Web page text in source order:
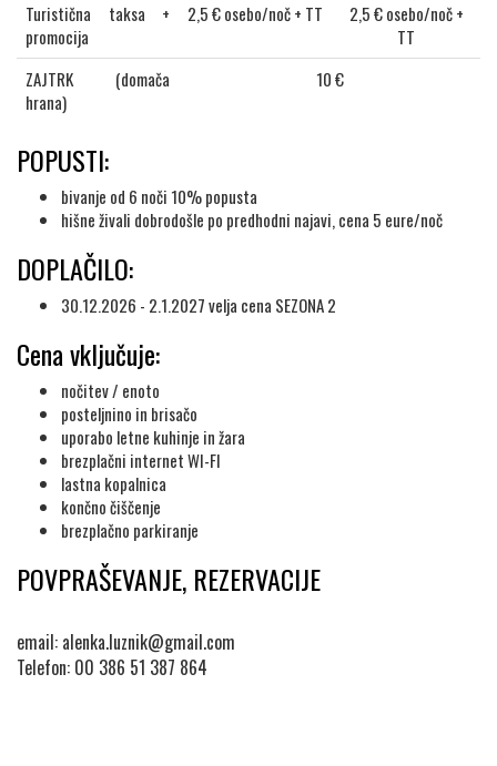
Turistična taksa +
promocija
2,5 € osebo/noč + TT
2,5 € osebo/noč +
TT
ZAJTRK (domača
hrana)
10 €
POPUSTI:
bivanje od 6 noči 10% popusta
hišne živali dobrodošle po predhodni najavi, cena 5 eure/noč
DOPLAČILO:
30.12.2026 - 2.1.2027 velja cena SEZONA 2
Cena vključuje:
nočitev / enoto
posteljnino in brisačo
uporabo letne kuhinje in žara
brezplačni internet WI-FI
lastna kopalnica
končno čiščenje
brezplačno parkiranje
POVPRAŠEVANJE, REZERVACIJE
email: alenka.luznik@gmail.com
Telefon: 00 386 51 387 864